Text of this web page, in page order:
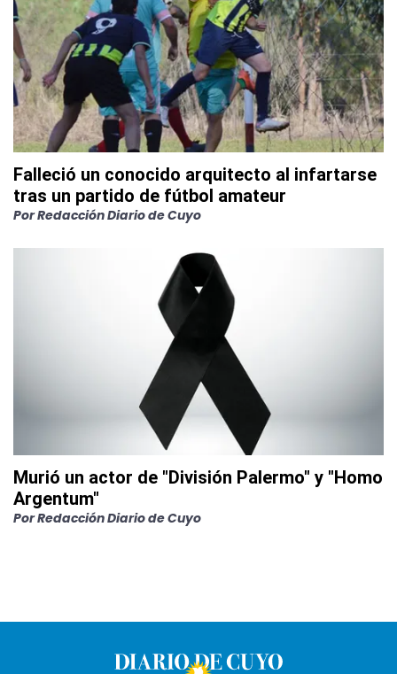
Falleció un conocido arquitecto al infartarse
tras un partido de fútbol amateur
PorRedacción Diario de Cuyo
Murió un actor de "División Palermo" y "Homo
Argentum"
PorRedacción Diario de Cuyo